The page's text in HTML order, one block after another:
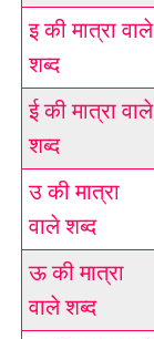
इ की मात्रा वाले
शब्द
ई की मात्रा वाले
शब्द
उ की मात्रा
वाले शब्द
ऊ की मात्रा
वाले शब्द